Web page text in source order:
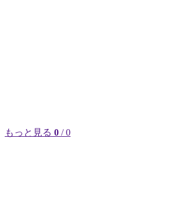
もっと見る 0 / 0